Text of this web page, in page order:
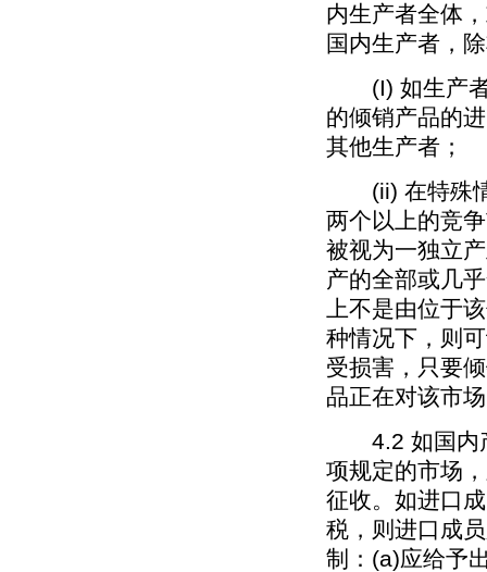
内生产者全体
国内生产者，
(I) 如生产者
的倾销产品的
其他生产者；
(ii) 在特殊情
两个以上的竞
被视为一独立
产的全部或几
上不是由位于
种情况下，则
受损害，只要
品正在对该市
4.2 如国内产
项规定的市场
征收。如进口
税，则进口成
制：(a)应给予